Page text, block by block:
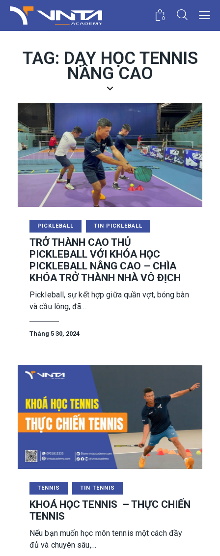
0
TAG: DẠY HỌC TENNIS
NÂNG CAO
PICKLEBALL TIN PICKLEBALL
TRỞ THÀNH CAO THỦ
PICKLEBALL VỚI KHÓA HỌC
PICKLEBALL NÂNG CAO – CHÌA
KHÓA TRỞ THÀNH NHÀ VÔ ĐỊCH
Pickleball, sự kết hợp giữa quần vợt, bóng bàn
và cầu lông, đã…
Tháng 5 30, 2024
TENNIS TIN TENNIS
KHOÁ HỌC TENNIS – THỰC CHIẾN
TENNIS
Nếu bạn muốn học môn tennis một cách đầy
đủ và chuyên sâu,…